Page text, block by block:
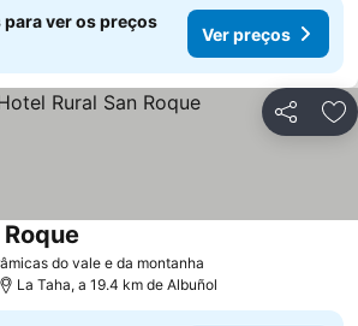
para ver os preços
Ver preços
Partilhar
do vale e da montanha
La Taha, a 19.4 km de Albuñol